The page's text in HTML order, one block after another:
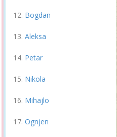
Bogdan
Aleksa
Petar
Nikola
Mihajlo
Ognjen